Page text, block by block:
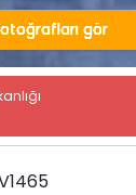
gör